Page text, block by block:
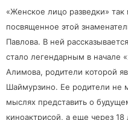
«Женское лицо разведки»
посвященное этой
Павлова. В ней
стало легендарным в начале
Алимова, родители которой
Шаймурзино. Ее родители не
мыслях представить о
киноактрисой, а еще через